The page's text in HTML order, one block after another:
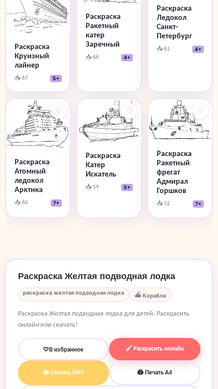
Раскраска
Круизный
лайнер
📥 67 5+
Раскраска
Ракетный
катер
Заречный
📥 66 4+
Раскраска
Ледокол
Санкт-
Петербург
📥 61 4+
♡
Раскраска
Атомный
ледокол
Арктика
📥 60 7+
♡
Раскраска
Катер
Искатель
📥 59 5+
♡
Раскраска
Ракетный
фрегат
Адмирал
Горшков
📥 52 7+
Раскраска Желтая подводная лодка
раскраска желтая подводная лодка ⛴️ Корабли
Раскраска Желтая подводная лодка для детей. Раскрасить
онлайн или скачать!
♡В избранное 🖌 Раскрасить онлайн
📥 Скачать PNG 🖨 Печать A4